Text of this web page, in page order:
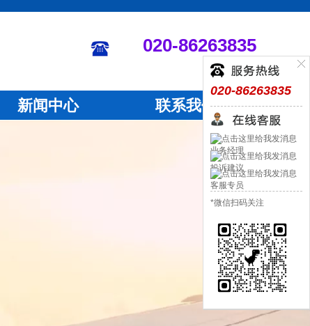
020-86263835
业务经理
投诉建议
客服专员
*微信扫码关注
020-86263835
新闻中心 联系我们